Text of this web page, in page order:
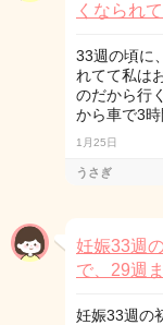
くなられ
33週の頃に
れてて私は
のだから行
から車で3
1月25日
うさぎ
妊娠33週
で、29週
妊娠33週の